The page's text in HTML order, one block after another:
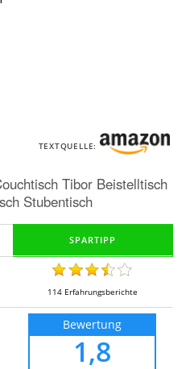
TEXTQUELLE:
Tibor Beistelltisch
Stubentisch
114 Erfahrungsberichte
Bewertung
1,8